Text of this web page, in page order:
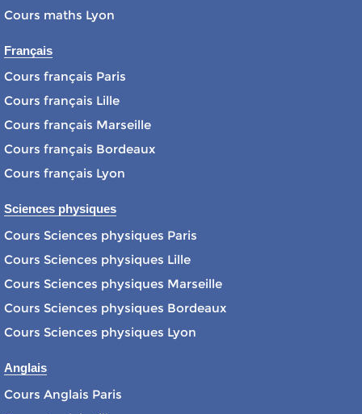
Cours maths Lyon
Français
Cours français Paris
Cours français Lille
Cours français Marseille
Cours français Bordeaux
Cours français Lyon
Sciences physiques
Cours Sciences physiques Paris
Cours Sciences physiques Lille
Cours Sciences physiques Marseille
Cours Sciences physiques Bordeaux
Cours Sciences physiques Lyon
Anglais
Cours Anglais Paris